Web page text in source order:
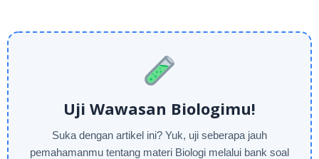
Uji Wawasan Biologimu!
Suka dengan artikel ini? Yuk, uji seberapa jauh
pemahamanmu tentang materi Biologi melalui bank soal